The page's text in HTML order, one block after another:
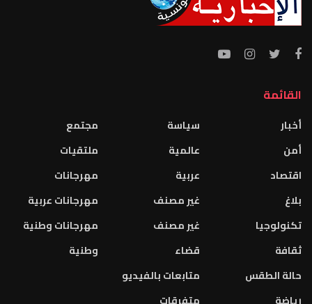
القائمة
أخبار
أمن
اقتصاد
بلاغ
تكنولوجيا
ثقافة
حالة الطقس
رياضة
سياسة
عالمية
عربية
غير مصنف
غير مصنف
قضاء
متابعات بالفيديو
متفرقات
مجتمع
ملتقيات
مهرجانات
مهرجانات عربية
مهرجانات وطنية
وطنية